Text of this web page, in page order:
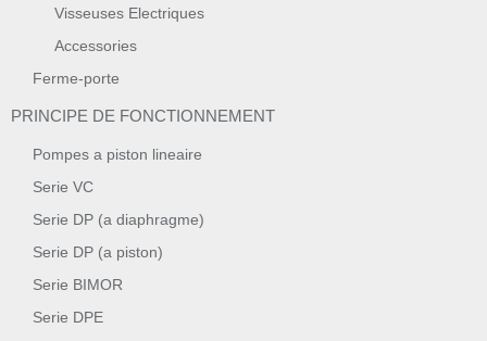
Visseuses Electriques
Accessories
Ferme-porte
PRINCIPE DE FONCTIONNEMENT
Pompes a piston lineaire
Serie VC
Serie DP (a diaphragme)
Serie DP (a piston)
Serie BIMOR
Serie DPE